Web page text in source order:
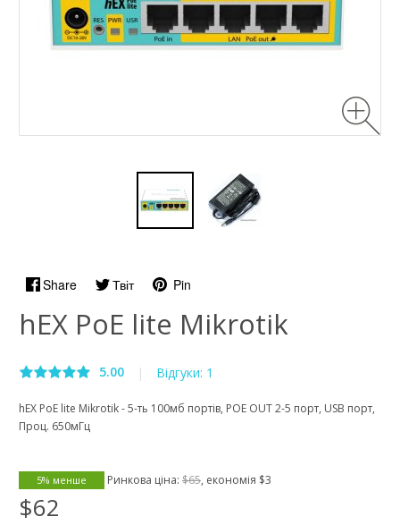
Share Твіт Pin
hEX PoE lite Mikrotik
5.00 | Відгуки: 1
hEX PoE lite Mikrotik - 5-ть 100мб портів, POE OUT 2-5 порт, USB порт,
Проц. 650мГц
5% менше Ринкова ціна: $65, економія $3
$62